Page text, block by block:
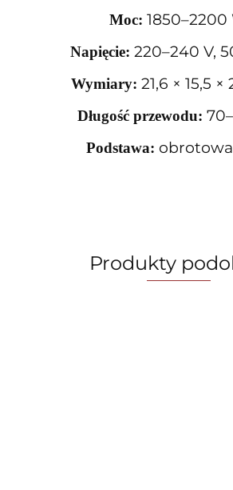
Moc: 1850–2200
Napięcie: 220–240 V,
Wymiary: 21,6 × 15,5
Długość przewodu:
Podstawa: obrotowa
Produkty